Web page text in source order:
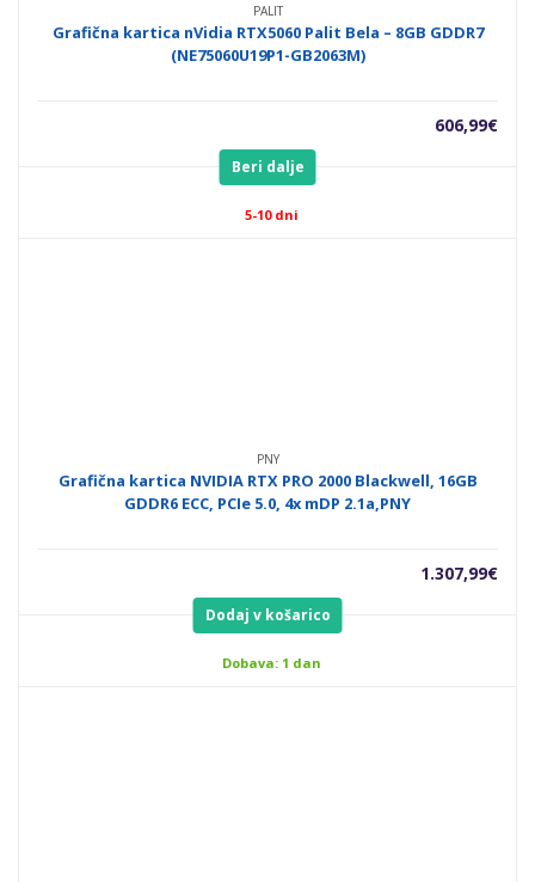
PALIT
Grafična kartica nVidia RTX5060 Palit Bela – 8GB GDDR7
(NE75060U19P1-GB2063M)
606,99€
Beri dalje
5-10 dni
PNY
Grafična kartica NVIDIA RTX PRO 2000 Blackwell, 16GB
GDDR6 ECC, PCIe 5.0, 4x mDP 2.1a,PNY
1.307,99€
Dodaj v košarico
Dobava: 1 dan